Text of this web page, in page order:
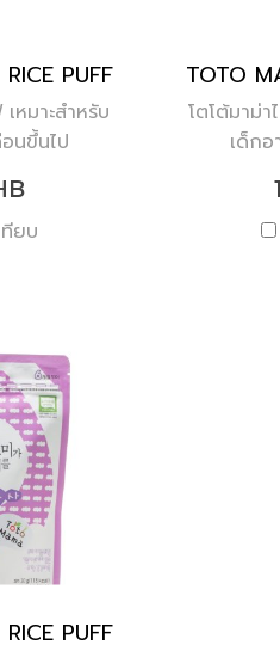
PUFF
หมาะสำหรับ
นขึ้นไป
ทียบ
TOTO
โตโต้มาม่า
เด็ก
PUFF